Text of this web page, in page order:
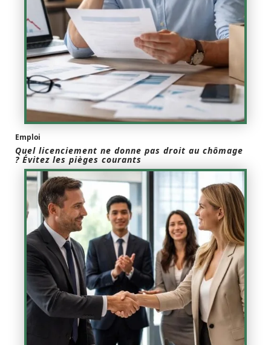
Emploi
Quel licenciement ne donne pas droit au chômage
? Évitez les pièges courants